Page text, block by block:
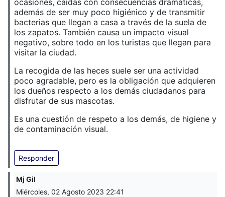
ocasiones, caídas con consecuencias dramáticas,
además de ser muy poco higiénico y de transmitir
bacterias que llegan a casa a través de la suela de
los zapatos. También causa un impacto visual
negativo, sobre todo en los turistas que llegan para
visitar la ciudad.
La recogida de las heces suele ser una actividad
poco agradable, pero es la obligación que adquieren
los dueños respecto a los demás ciudadanos para
disfrutar de sus mascotas.
Es una cuestión de respeto a los demás, de higiene y
de contaminación visual.
Responder
Mj Gil
Miércoles, 02 Agosto 2023 22:41